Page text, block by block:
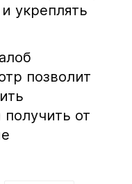
укреплять
позволит
от